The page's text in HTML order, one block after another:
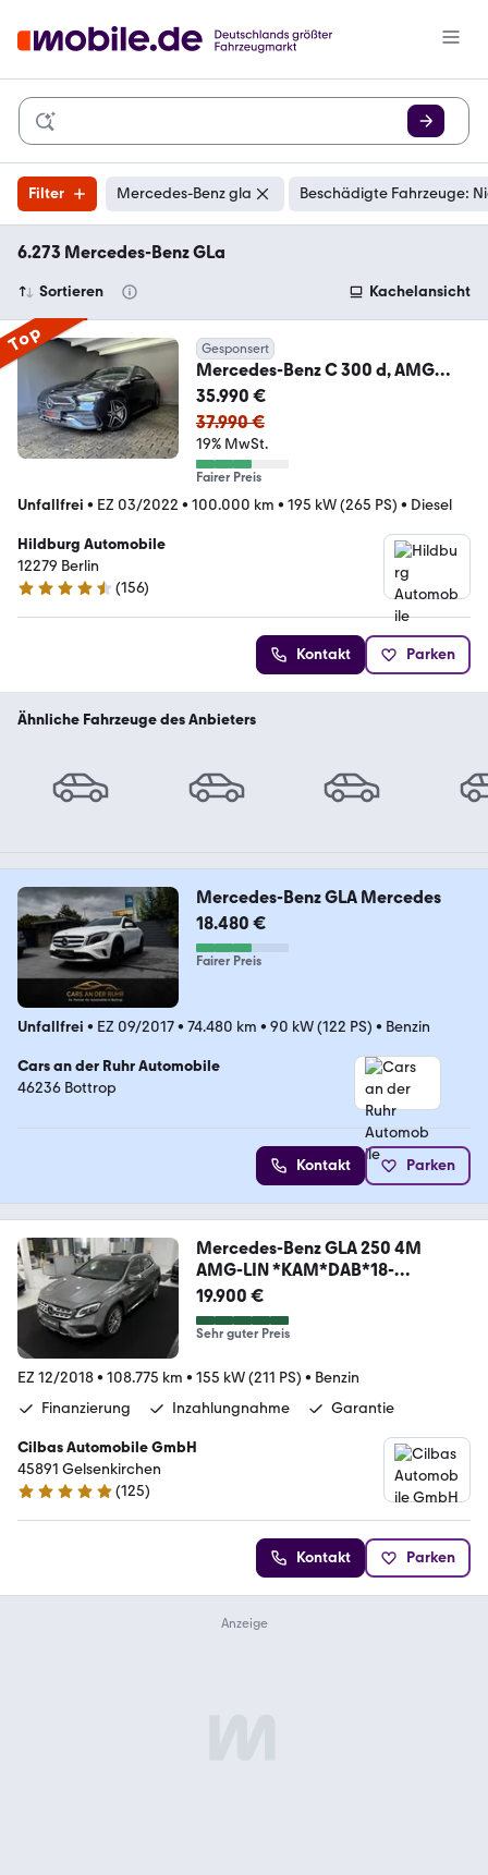
Filter Mercedes-Benz gla Beschädigte Fahrzeuge:
6.273 Mercedes-Benz GLa
Sortieren Kachelansicht
Top Gesponsert
Mercedes-Benz C 300 d, AMG
LINE, e.GLASDACH, DISTRONIC, R-
KAM
35.990 €
37.990 €
19% MwSt.
Fairer Preis
Unfallfrei • EZ 03/2022 • 100.000 km • 195 kW (265 PS) • Diesel
Hildburg Automobile
12279 Berlin
4.7 Sterne
(156)
Kontakt Parken
Ähnliche Fahrzeuge des Anbieters
Mercedes-Benz GLA Mercedes
18.480 €
Fairer Preis
Unfallfrei • EZ 09/2017• 74.480 km • 90 kW (122 PS) • Benzin
Cars an der Ruhr Automobile
46236 Bottrop
Kontakt Parken
Mercedes-Benz GLA 250 4M
AMG-LIN *KAM*DAB*18-
ZOLL*LED*SHZ*
19.900 €
Sehr guter Preis
EZ 12/2018• 108.775 km • 155 kW (211 PS) • Benzin
Finanzierung
Inzahlungnahme Garantie
Cilbas Automobile GmbH
45891 Gelsenkirchen
4.8 Sterne
(125)
Kontakt Parken